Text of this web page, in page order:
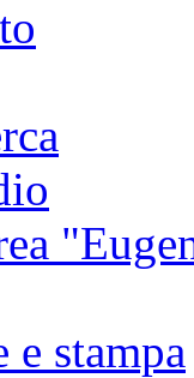
e stampa